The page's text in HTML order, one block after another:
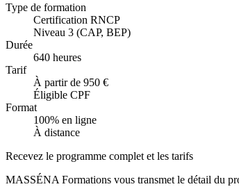
Type de formation
Certification RNCP
Niveau 3 (CAP, BEP)
Durée
640 heures
Tarif
À partir de 950 €
Éligible CPF
Format
100% en ligne
À distance
Recevez le programme complet et les tarifs
MASSÉNA Formations vous transmet le détail du